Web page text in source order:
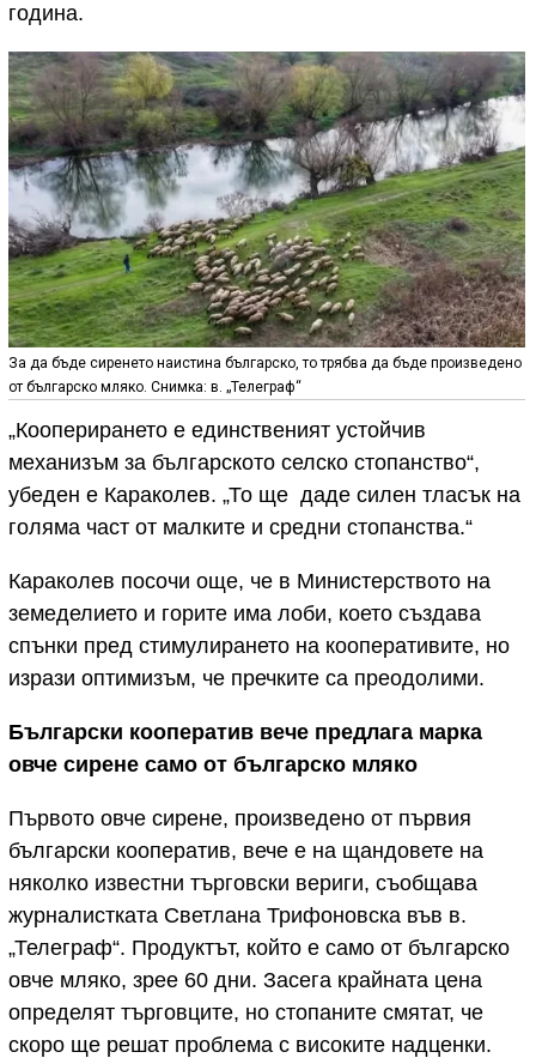
година.
За да бъде сиренето наистина българско, то трябва да бъде произведено
от българско мляко. Снимка: в. „Телеграф“
„Кооперирането е единственият устойчив
механизъм за българското селско стопанство“,
убеден е Караколев. „То ще даде силен тласък на
голяма част от малките и средни стопанства.“
Караколев посочи още, че в Министерството на
земеделието и горите има лоби, което създава
спънки пред стимулирането на кооперативите, но
изрази оптимизъм, че пречките са преодолими.
Български кооператив вече предлага марка
овче сирене само от българско мляко
Първото овче сирене, произведено от първия
български кооператив, вече е на щандовете на
няколко известни търговски вериги, съобщава
журналистката Светлана Трифоновска във в.
„Телеграф“. Продуктът, който е само от българско
овче мляко, зрее 60 дни. Засега крайната цена
определят търговците, но стопаните смятат, че
скоро ще решат проблема с високите надценки.